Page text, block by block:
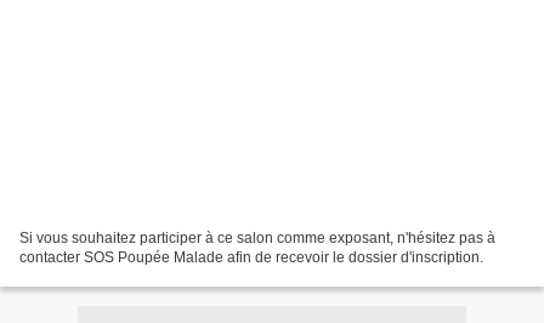
Si vous souhaitez participer à ce salon comme exposant, n'hésitez pas à
contacter SOS Poupée Malade afin de recevoir le dossier d'inscription.